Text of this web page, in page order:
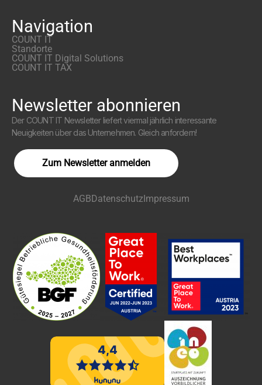
Navigation
COUNT IT
Standorte
COUNT IT Digital Solutions
COUNT IT TAX
Newsletter abonnieren
Der COUNT IT Newsletter liefert viermal jährlich interessante
Neuigkeiten über das Unternehmen. Gleich anfordern!
Zum Newsletter anmelden
AGBDatenschutzImpressum